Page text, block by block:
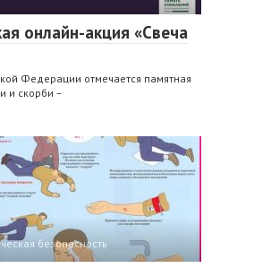
онлайн-акция «Свеча
Федерации отмечается памятная
и скорби –
безопасность